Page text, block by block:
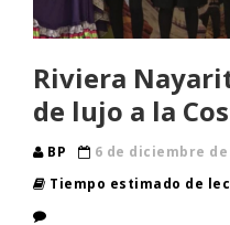
Riviera
de lujo a la
BP
6 de diciembre de
Tiempo estimado de